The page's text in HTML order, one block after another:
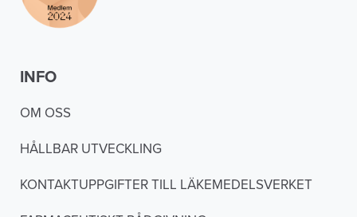
INFO
OM OSS
HÅLLBAR UTVECKLING
KONTAKTUPPGIFTER TILL LÄKEMEDELSVERKET